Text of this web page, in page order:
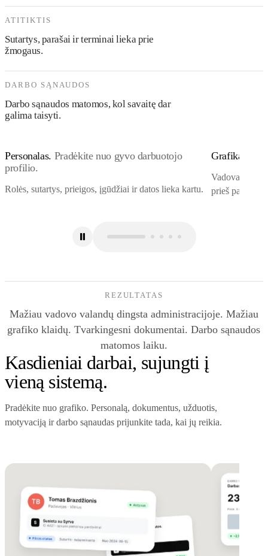
ATITIKTIS
Sutartys, parašai ir terminai lieka prie
žmogaus.
DARBO SĄNAUDOS
Darbo sąnaudos matomos, kol savaitę dar
galima taisyti.
Personalas. Pradėkite nuo gyvo darbuotojo
profilio.
Rolės, sutartys, prieigos, įgūdžiai ir datos lieka kartu.
Grafikai.
Vadovai mato
prieš
REZULTATAS
Mažiau vadovo valandų dingsta administracijoje. Mažiau
grafiko klaidų. Tvarkingesni dokumentai. Darbo sąnaudos
matomos laiku.
Kasdieniai darbai, sujungti į
vieną sistemą.
Pradėkite nuo grafiko. Personalą, dokumentus, užduotis,
motyvaciją ir darbo sąnaudas prijunkite tada, kai jų reikia.